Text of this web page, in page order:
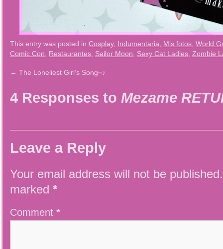
This entry was posted in Cosplay, Indumentaria Mis fotos World
Comic Con
Restaurantes Sailor Moon Sexy Cat Ladies Zombie
← The Loneliest Girl’s Song~♪
4 Responses to Mezame
Leave a Reply
Your email address will not be published.
marked *
Comment *